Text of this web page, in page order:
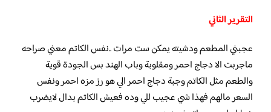
التقرير الثاني
عجبني المطعم ودشيته يمكن ست مرات ..نفس الكاتم معني صراحه
ماجربت الا دجاج احمر ومقلوبة وباب الهند بس الجودة قوية
والطعم مثل الكاتم وجبة دجاج احمر الي هو رز مزه احمر ونفس
السعر مالهم فهذا شي عجيب للي وده فعيش الكاتم بدال لايضرب